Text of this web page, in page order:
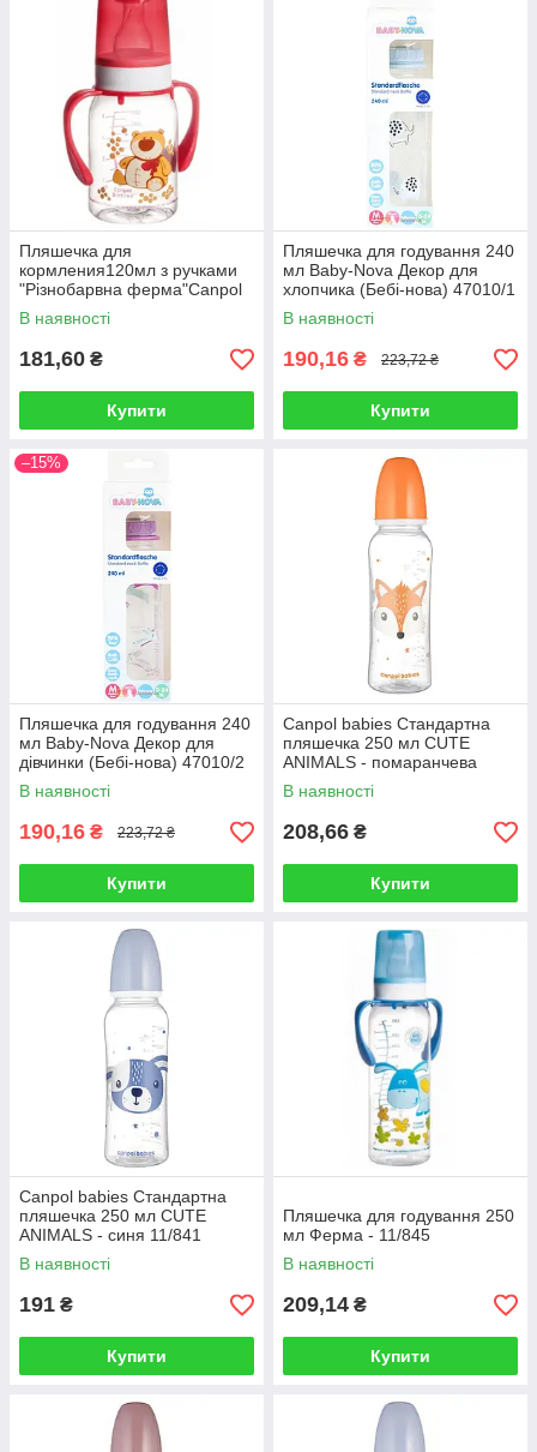
Пляшечка для
кормления120мл з ручками
"Різнобарвна ферма"Canpol
11/823
В наявності
181,60 ₴
Купити
Пляшечка для годування 240
мл Baby-Nova Декор для
хлопчика (Бебі-нова) 47010/1
В наявності
190,16 ₴ 223,72 ₴
Купити
–15%
Пляшечка для годування 240
мл Baby-Nova Декор для
дівчинки (Бебі-нова) 47010/2
В наявності
190,16 ₴ 223,72 ₴
Купити
Canpol babies Стандартна
пляшечка 250 мл CUTE
ANIMALS - помаранчева
11/841
В наявності
208,66 ₴
Купити
Canpol babies Стандартна
пляшечка 250 мл CUTE
ANIMALS - синя 11/841
В наявності
191 ₴
Купити
Пляшечка для годування 250
мл Ферма - 11/845
В наявності
209,14 ₴
Купити